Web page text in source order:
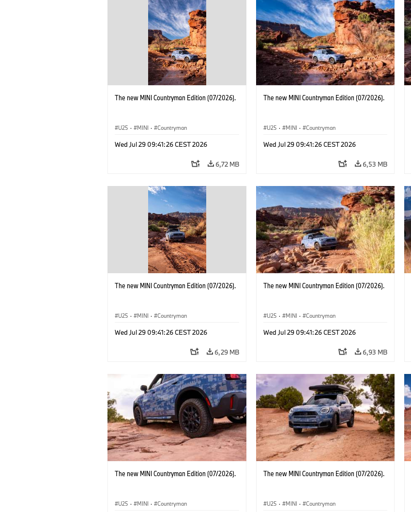
The new MINI Countryman Edition (07/2026).
U25 · MINI · Countryman
Wed Jul 29 09:41:26 CEST 2026
6,72 MB
The new MINI Countryman Edition (07/2026).
U25 · MINI · Countryman
Wed Jul 29 09:41:26 CEST 2026
6,53 MB
The new MINI Countryman Edition (07/2026).
U25 · MINI · Countryman
Wed Jul 29 09:41:26 CEST 2026
6,29 MB
The new MINI Countryman Edition (07/2026).
U25 · MINI · Countryman
Wed Jul 29 09:41:26 CEST 2026
6,93 MB
The new MINI Countryman Edition (07/2026).
U25 · MINI · Countryman
The new MINI Countryman Edition (07/2026).
U25 · MINI · Countryman